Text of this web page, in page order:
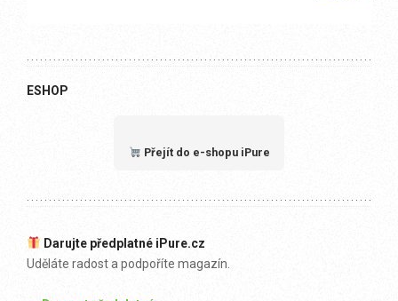
ESHOP
Přejít do e-shopu iPure
Darujte předplatné iPure.cz
Uděláte radost a podpoříte magazín.